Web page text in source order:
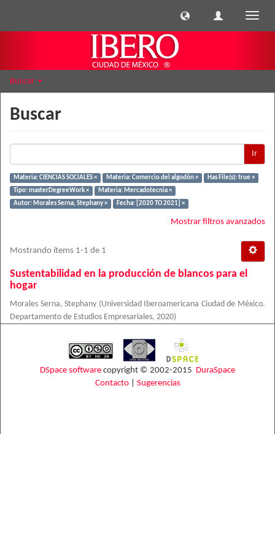
Buscar
Buscar
Ir
Materia: CIENCIAS SOCIALES × Materia: Comercio del algodón ×
Has File(s): true ×
Tipo: masterDegreeWork ×
Materia: Mercadotecnia ×
Autor: Morales Serna, Stephany ×
Fecha: [2020 TO 2021] ×
Mostrar filtros avanzados
Mostrando ítems 1-1 de 1
Sustentabilidad en la producción de blancos para el
hogar
Morales Serna, Stephany (Universidad Iberoamericana Ciudad de México.
Departamento de Estudios Empresariales, 2020)
DSpace software copyright © 2002-2015 DuraSpace
Contacto| Sugerencias